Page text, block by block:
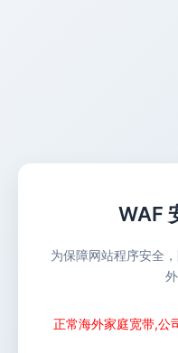
WAF
为保障网站程序安全
正常海外家庭宽带,公